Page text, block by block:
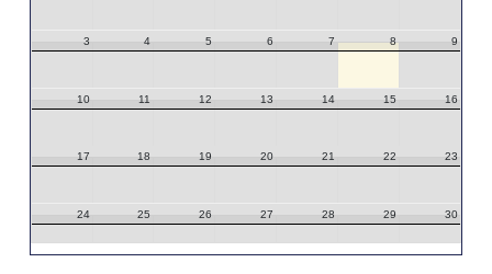
3 4 5 6 7 8 9
10 11 12 13 14 15 16
17 18 19 20 21 22 23
24 25 26 27 28 29 30